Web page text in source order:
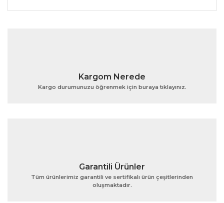
Bu ürünün fiyat bilgisi, resim, ürün açıklamalarında ve
Ürün açıklamasında eksik bilgiler bulunuyor.
Gönder
Kargom Nerede
Kargo durumunuzu öğrenmek için buraya tıklayınız.
Garantili Ürünler
Tüm ürünlerimiz garantili ve sertifikalı ürün çeşitlerinden
oluşmaktadır.